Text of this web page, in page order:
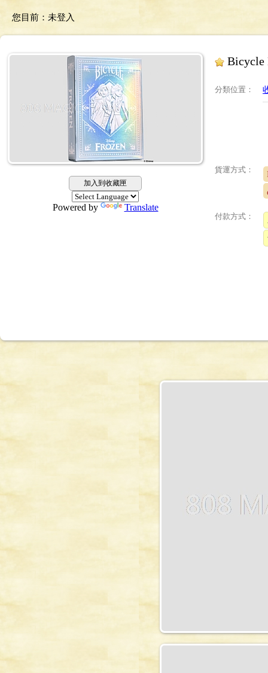
您目前： 未登入
加入到收藏匣
Powered by Translate
Bicycle
分類位置 ：
貨運方式：
付款方式：